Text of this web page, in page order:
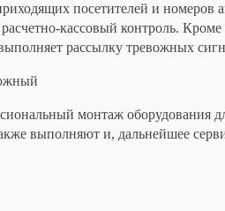
посетителей и номеров
кассовый контроль. Кроме
рассылку тревожных
монтаж оборудования
выполняют и, дальнейшее